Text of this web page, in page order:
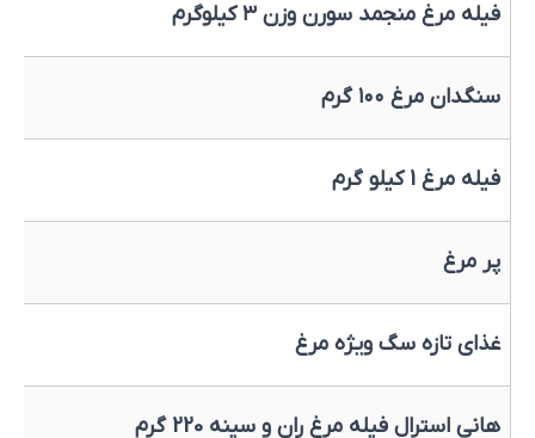
فیله مرغ منجمد سورن وزن ۳ کیلوگرم
سنگدان مرغ ۱۰۰ گرم
فیله مرغ 1 کیلو گرم
پر مرغ
غذای تازه سگ ویژه مرغ
هانی استرال فیله مرغ ران و سینه 220 گرم